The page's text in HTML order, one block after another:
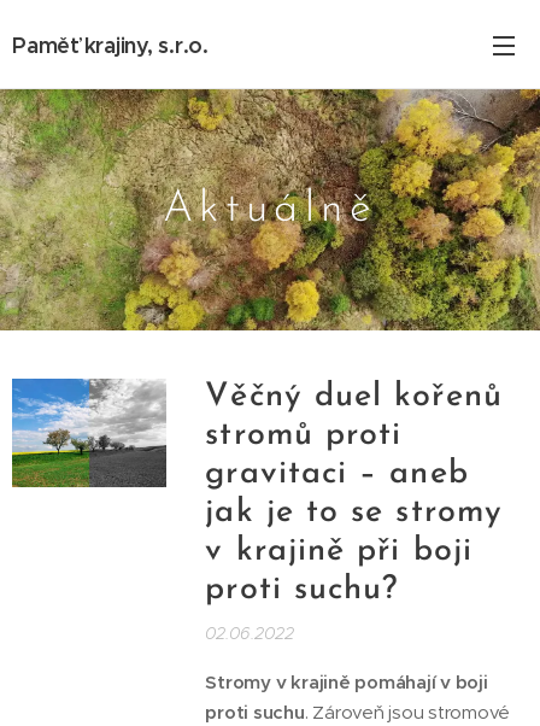
Paměť krajiny, s.r.o.
Aktuálně
Věčný duel kořenů
stromů proti
gravitaci – aneb
jak je to se stromy
v krajině při boji
proti suchu?
02.06.2022
Stromy v krajině pomáhají v boji
proti suchu. Zároveň jsou stromové